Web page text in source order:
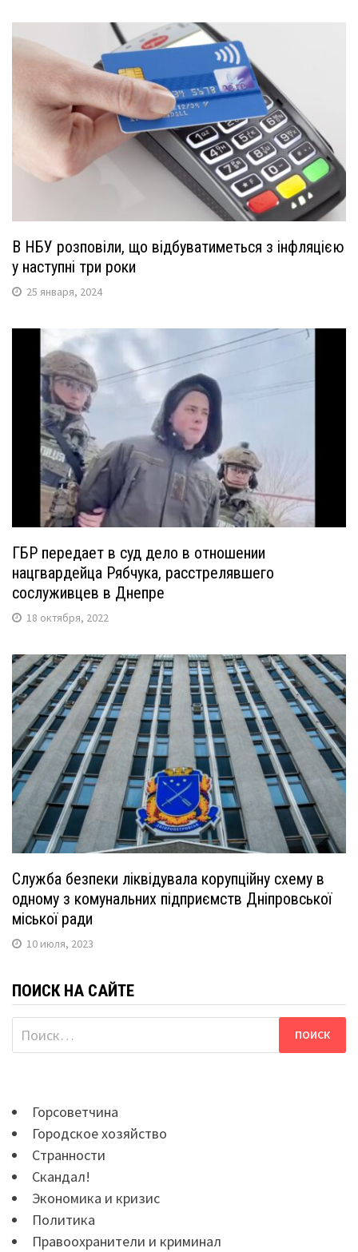
В НБУ розповіли, що відбуватиметься з інфляцією
у наступні три роки
25 января, 2024
ГБР передает в суд дело в отношении
нацгвардейца Рябчука, расстрелявшего
сослуживцев в Днепре
18 октября, 2022
Служба безпеки ліквідувала корупційну схему в
одному з комунальних підприємств Дніпровської
міської ради
10 июля, 2023
ПОИСК НА САЙТЕ
Найти:
Горсоветчина
Городское хозяйство
Странности
Скандал!
Экономика и кризис
Политика
Правоохранители и криминал